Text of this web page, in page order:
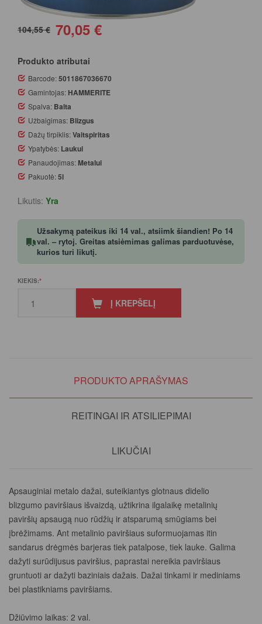
104,55 € 70,05 €
Produkto atributai
Barcode:5011867036670
Gamintojas: HAMMERITE
Spalva: Balta
Užbaigimas: Blizgus
Dažų tirpiklis:Vaitspiritas
Ypatybės: Laukui
Panaudojimas: Metalui
Pakuotė:5l
Likutis: Yra
Užsakymą pateikus iki 14 val., atsiimk šiandien! Po 14
val. – rytoj. Greitas atsiėmimas galimas parduotuvėse,
kurios turi likutį.
KIEKIS:
Į KREPŠELĮ
PRODUKTO APRAŠYMAS
REITINGAI IR ATSILIEPIMAI
LIKUČIAI
Apsauginiai metalo dažai, suteikiantys glotnaus didelio
blizgumo paviršiaus išvaizdą, užtikrina ilgalaikę metalinių
paviršių apsaugą nuo rūdžių ir atsparumą smūgiams bei
įbrėžimams. Ant metalinio paviršiaus suformuojamas itin
sandarus drėgmės barjeras tiek patalpose, tiek lauke. Galima
dažyti surūdijusus paviršius, paprastai nereikia paviršiaus
gruntuoti ar dažyti baziniais dažais. Dažai tinkami ir mediniams
bei plastikniams paviršiams.
Džiūvimo laikas: 2 val.